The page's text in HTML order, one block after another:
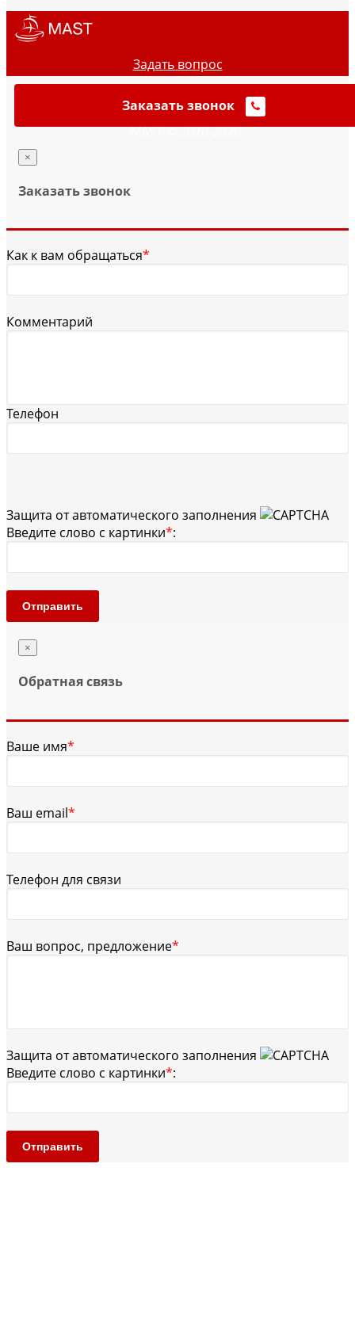
Задать вопрос
Заказать звонок
MAST © 2020-2026
×
Заказать звонок
Как к вам обращаться*
Комментарий
Телефон
Защита от автоматического заполнения
Введите слово с картинки*:
Отправить
×
Обратная связь
Ваше имя*
Ваш email*
Телефон для связи
Ваш вопрос, предложение*
Защита от автоматического заполнения
Введите слово с картинки*:
Отправить